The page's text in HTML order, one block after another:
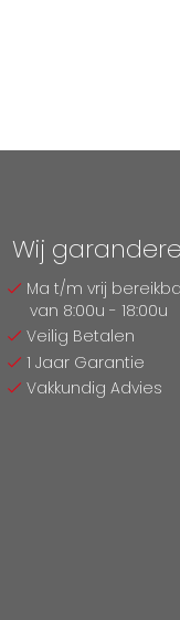
Wij
Ma t/m vrij
van 8:00u - 18:00u
Veilig Betalen
1 Jaar Garantie
Vakkundig Advies